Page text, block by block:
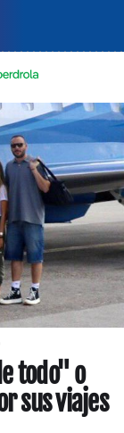
todo" o
sus viajes